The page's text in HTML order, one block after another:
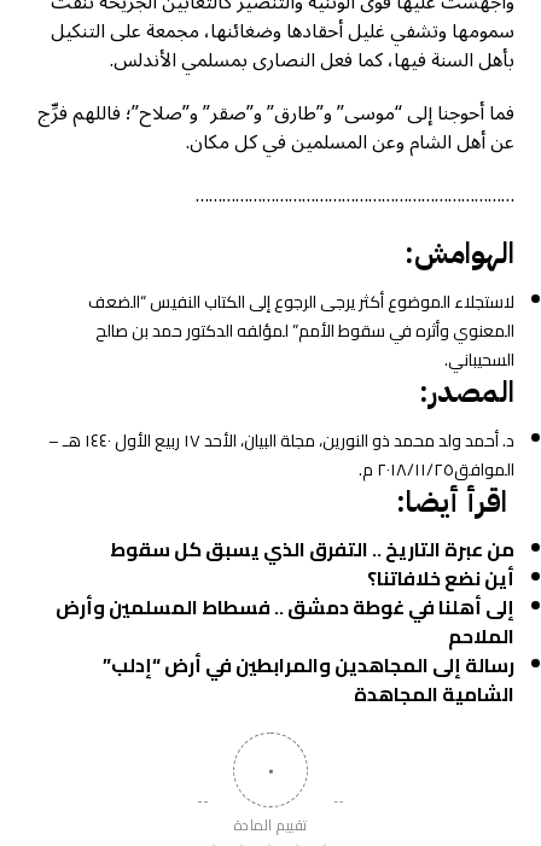
سمومها وتشفي غليل أحقادها وضغائنها، مجمعة على التنكيل
بأهل السنة فيها، كما فعل النصارى بمسلمي الأندلس.
فما أحوجنا إلى “موسى” و”طارق” و”صقر” و”صلاح”؛ فاللهم فرِّج
عن أهل الشام وعن المسلمين في كل مكان.
………………………………………………………………
الهوامش:
لاستجلاء الموضوع أكثر يرجى الرجوع إلى الكتاب النفيس “الضعف
المعنوي وأثره في سقوط الأمم” لمؤلفه الدكتور حمد بن صالح
السحيباني.
المصدر:
د. أحمد ولد محمد ذو النورين، مجلة البيان، الأحد ١٧ ربيع الأول ١٤٤٠ هـ –
الموافق٢٠١٨/١١/٢٥ م.
اقرأ أيضا:
من عبرة التاريخ .. التفرق الذي يسبق كل سقوط
أين نضع خلافاتنا؟
إلى أهلنا في غوطة دمشق .. فسطاط المسلمين وأرض
الملاحم
رسالة إلى المجاهدين والمرابطين في أرض “إدلب”
الشامية المجاهدة
٠
تقييم المادة